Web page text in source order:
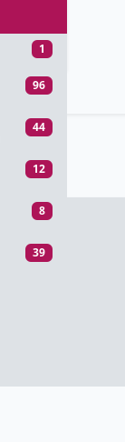
1
7
35
70
26
96
44
12
8
39